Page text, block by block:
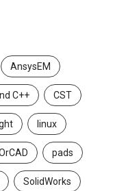
AnsysEM
C++ CST
linux
pads
SolidWorks